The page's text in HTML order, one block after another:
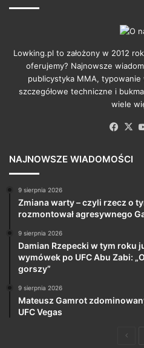
Lowking.pl to założony w 2012
oferujemy? Najnowsze
publicystyka MMA, typowanie
szczegółowe techniczne i
wiele
NAJNOWSZE WIADOMOŚCI
9 sierpnia 2026
Zmiana warty – czyli rzecz o
rozmontował agresywnego
9 sierpnia 2026
Damian Rzepecki w tym roku
wymówek po UFC Abu Zabi:
gorszy”
9 sierpnia 2026
Mateusz Gamrot
UFC Vegas